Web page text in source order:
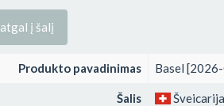
atgal į šalį
Produkto pavadinimas Basel
Šalis Šveicarija